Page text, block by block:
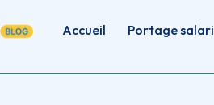
Accueil Portage